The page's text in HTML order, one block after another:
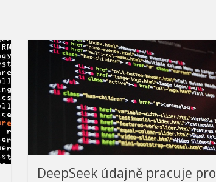
DeepSeek údajně pracuje pro